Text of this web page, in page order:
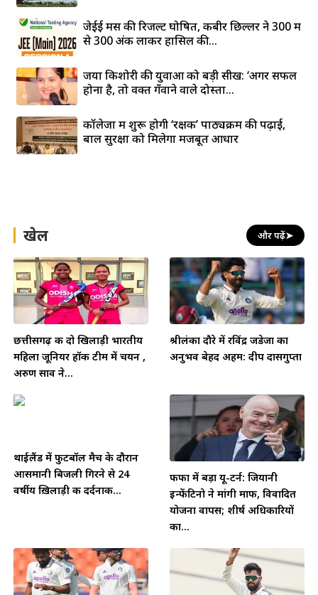
जेईई मेंस की रिजल्ट घोषित, कबीर छिल्लर ने 300 में
से 300 अंक लाकर हासिल की...
जया किशोरी की युवाओं को बड़ी सीख: ‘अगर सफल
होना है, तो वक्त गँवाने वाले दोस्तों...
कॉलेजों में शुरू होगी ‘रक्षक’ पाठ्यक्रम की पढ़ाई,
बाल सुरक्षा को मिलेगा मजबूत आधार
खेल और पढ़ें➤
छत्तीसगढ़ की दो खिलाड़ी भारतीय
महिला जूनियर हॉकी टीम में चयन ,
अरुण साव ने...
श्रीलंका दौरे में रविंद्र जडेजा का
अनुभव बेहद अहम: दीप दासगुप्ता
थाईलैंड में फुटबॉल मैच के दौरान
आसमानी बिजली गिरने से 24
वर्षीय ख़िलाड़ी की दर्दनाक...
फीफा में बड़ा यू-टर्न: जियानी
इन्फेंटिनो ने मांगी माफी, विवादित
योजना वापस; शीर्ष अधिकारियों
का...